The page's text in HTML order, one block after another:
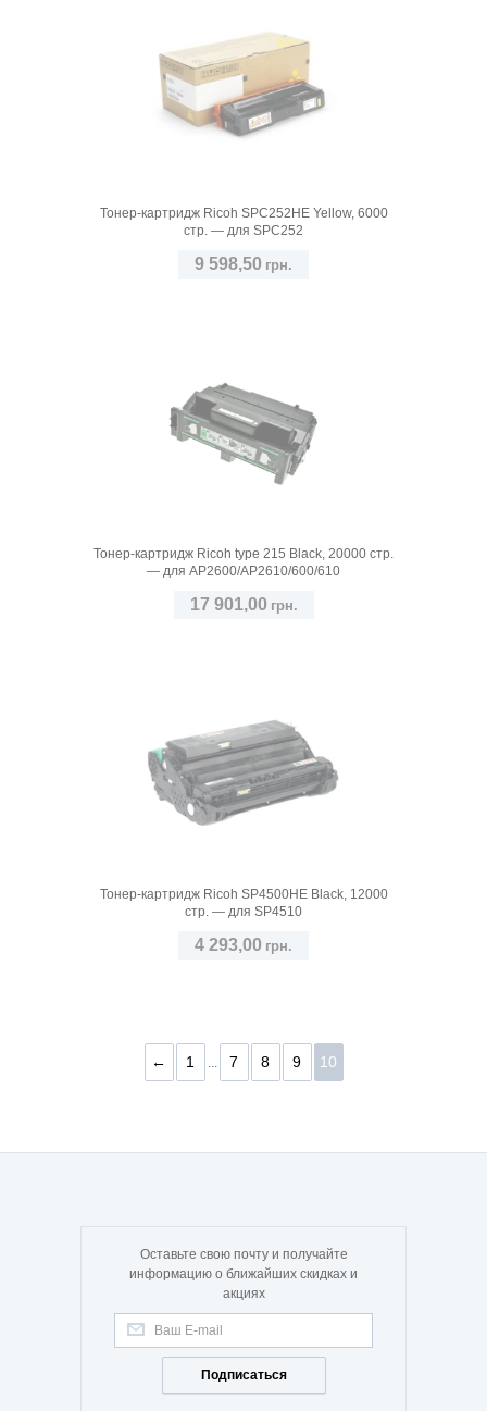
Тонер-картридж Ricoh SPC252HE Yellow, 6000
стр. — для SPC252
9 598,50 грн.
Тонер-картридж Ricoh type 215 Black, 20000 стр.
— для AP2600/AP2610/600/610
17 901,00 грн.
Тонер-картридж Ricoh SP4500HE Black, 12000
стр. — для SP4510
4 293,00 грн.
1 ...
← 7 8 9 10
Оставьте свою почту и получайте
информацию о ближайших скидках и
акциях
Подписаться